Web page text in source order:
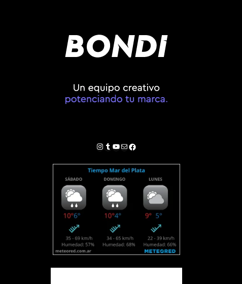
Instagram
Tumblr
YouTube
Correo electrónico
Facebook